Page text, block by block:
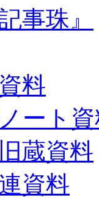
事珠』
料
ート
蔵資料
資料